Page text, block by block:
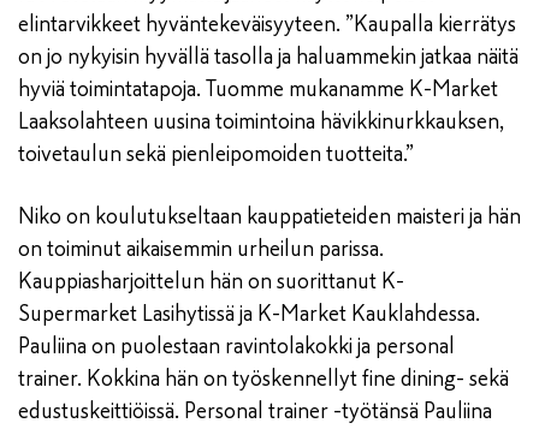
elintarvikkeet hyväntekeväisyyteen. ”Kaupalla kierrätys
on jo nykyisin hyvällä tasolla ja haluammekin jatkaa näitä
hyviä toimintatapoja. Tuomme mukanamme K-Market
Laaksolahteen uusina toimintoina hävikkinurkkauksen,
toivetaulun sekä pienleipomoiden tuotteita.”
Niko on koulutukseltaan kauppatieteiden maisteri ja hän
on toiminut aikaisemmin urheilun parissa.
Kauppiasharjoittelun hän on suorittanut K-
Supermarket Lasihytissä ja K-Market Kauklahdessa.
Pauliina on puolestaan ravintolakokki ja personal
trainer. Kokkina hän on työskennellyt fine dining- sekä
edustuskeittiöissä. Personal trainer -työtänsä Pauliina